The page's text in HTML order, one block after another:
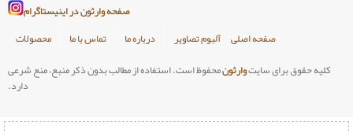
صفحه وارثون در اینیستاگرام
درباره ما تماس با ما
محصولات
وارثونمحفوظ است. استفاده از مطالب بدون ذکر منبع، منع شرعی